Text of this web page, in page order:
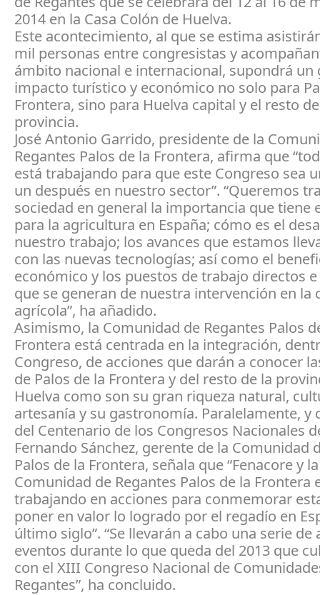
2014 en la Casa Colón de Huelva.
Este acontecimiento, al que se estima
mil personas entre congresistas y
ámbito nacional e internacional, supondrá un
impacto turístico y económico no solo para
Frontera, sino para Huelva capital y el resto
provincia.
José Antonio Garrido, presidente de la
Regantes Palos de la Frontera, afirma que
está trabajando para que este Congreso sea
un después en nuestro sector”. “Queremos
sociedad en general la importancia que tiene
para la agricultura en España; cómo es el
nuestro trabajo; los avances que estamos
con las nuevas tecnologías; así como el
económico y los puestos de trabajo directos
que se generan de nuestra intervención en la
agrícola”, ha añadido.
Asimismo, la Comunidad de Regantes Palos
Frontera está centrada en la integración,
Congreso, de acciones que darán a conocer
de Palos de la Frontera y del resto de la
Huelva como son su gran riqueza natural,
artesanía y su gastronomía. Paralelamente, y
del Centenario de los Congresos Nacionales
Fernando Sánchez, gerente de la Comunidad
Palos de la Frontera, señala que “Fenacore y la
Comunidad de Regantes Palos de la Frontera
trabajando en acciones para conmemorar
poner en valor lo logrado por el regadío en
último siglo”. “Se llevarán a cabo una serie de
eventos durante lo que queda del 2013 que
con el XIII Congreso Nacional de
Regantes”, ha concluido.